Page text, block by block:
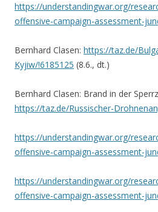
https://understandingwar.org/
offensive-campaign-assessment-
Bernhard Clasen: https://taz.de/
Kyjiw/!6185125 (8.6., dt.)
Bernhard Clasen: Brand in der
https://taz.de/Russischer-
https://understandingwar.org/
offensive-campaign-assessment-
https://understandingwar.org/
offensive-campaign-assessment-